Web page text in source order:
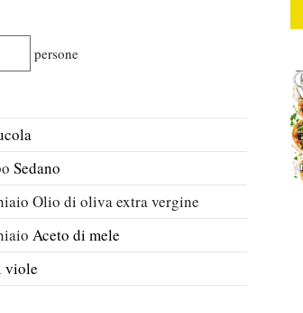
persone
Sedano
Olio di oliva extra vergine
Aceto di mele
viole